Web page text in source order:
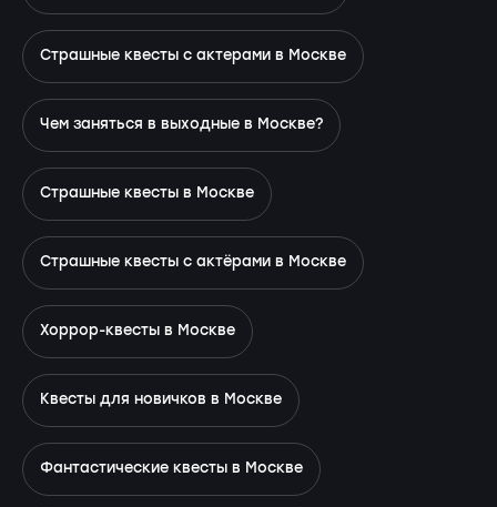
Страшные квесты с актерами в Москве
Чем заняться в выходные в Москве?
Страшные квесты в Москве
Страшные квесты с актёрами в Москве
Хоррор-квесты в Москве
Квесты для новичков в Москве
Фантастические квесты в Москве